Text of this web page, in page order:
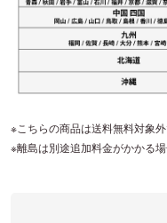
※こちらの商品は送料無料対象外
※離島は別途追加料金がかかる場